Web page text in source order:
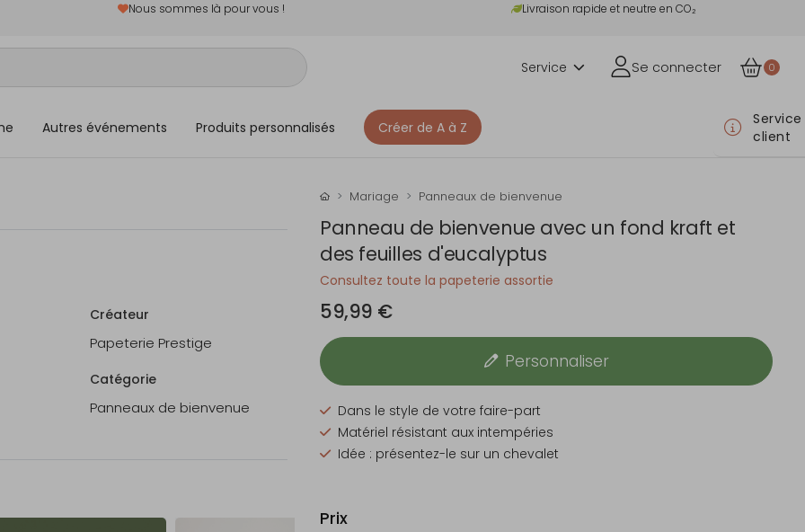
Nous sommes là pour vous ! Livraison rapide et neutre en CO₂
Service Se connecter 0
Autres événements Produits personnalisés Créer de A à Z
Service
client
Créateur
Papeterie Prestige
Catégorie
Panneaux de bienvenue
Mariage Panneaux de bienvenue
Panneau de bienvenue avec un fond kraft et
des feuilles d'eucalyptus
Consultez toute la papeterie assortie
59,99 €
Personnaliser
Dans le style de votre faire-part
Matériel résistant aux intempéries
Idée : présentez-le sur un chevalet
Prix